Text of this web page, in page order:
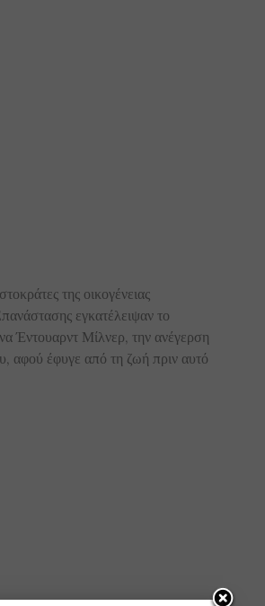
της οικογένειας
εγκατέλειψαν το
Έντουαρντ Μίλνερ, την ανέγερση
αφού έφυγε από τη ζωή πριν αυτό